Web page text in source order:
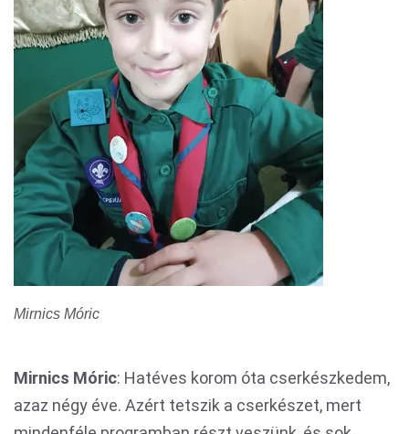
Mirnics Móric
Mirnics Móric: Hatéves korom óta cserkészkedem,
azaz négy éve. Azért tetszik a cserkészet, mert